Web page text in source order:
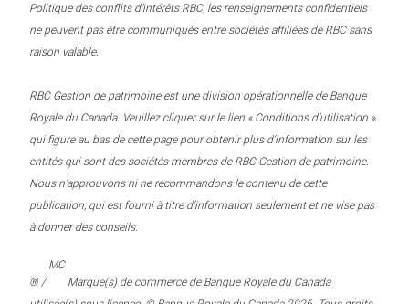
Politique des conflits d’intérêts RBC, les renseignements confidentiels
ne peuvent pas être communiqués entre sociétés affiliées de RBC sans
raison valable.
RBC Gestion de patrimoine est une division opérationnelle de Banque
Royale du Canada. Veuillez cliquer sur le lien « Conditions d’utilisation »
qui figure au bas de cette page pour obtenir plus d’information sur les
entités qui sont des sociétés membres de RBC Gestion de patrimoine.
Nous n’approuvons ni ne recommandons le contenu de cette
publication, qui est fourni à titre d’information seulement et ne vise pas
à donner des conseils.
® /
MC
Marque(s) de commerce de Banque Royale du Canada